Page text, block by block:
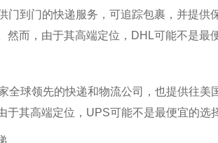
门到门的快递服务，可追踪包裹，并提
然而，由于其高端定位，DHL可能不是最
全球领先的快递和物流公司，也提供往
于其高端定位，UPS可能不是最便宜的选